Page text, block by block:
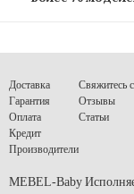
Доставка
Гарантия
Оплата
Кредит
Производители
Свяжитесь
Отзывы
Статьи
MEBEL-Baby